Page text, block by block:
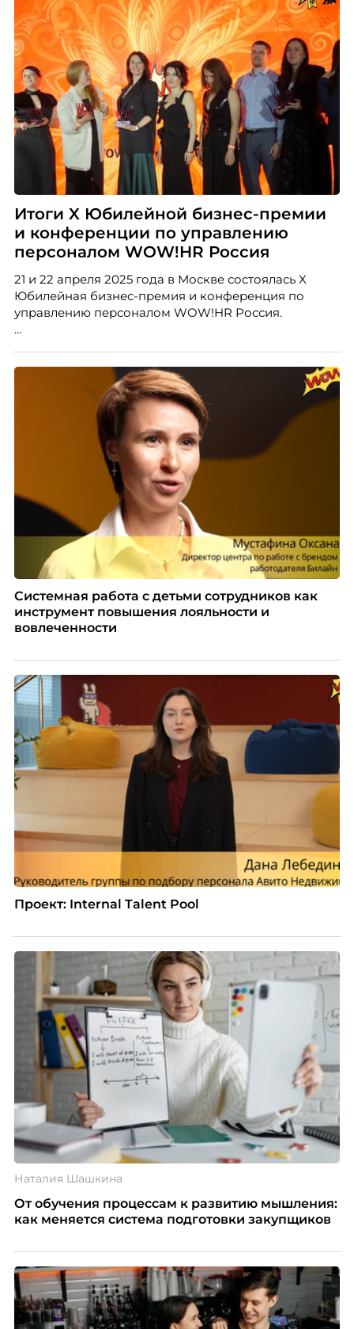
Итоги X Юбилейной бизнес-премии
и конференции по управлению
персоналом WOW!HR Россия
21 и 22 апреля 2025 года в Москве состоялась X
Юбилейная бизнес-премия и конференция по
управлению персоналом WOW!HR Россия.
номинантов и гостей мероприятия.
Системная работа с детьми сотрудников как
инструмент повышения лояльности и
вовлеченности
Проект: Internal Talent Pool
Наталия Шашкина
От обучения процессам к развитию мышления:
как меняется система подготовки закупщиков